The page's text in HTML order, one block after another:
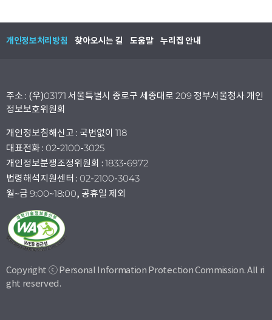
개인정보처리방침 찾아오시는 길 도움말 누리집 안내
주소 : (우)03171 서울특별시 종로구 세종대로 209 정부서울청사 개인
정보보호위원회
개인정보침해신고 : 국번없이 118
대표전화 : 02-2100-3025
개인정보분쟁조정위원회 : 1833-6972
법령해석지원센터 : 02-2100-3043
월~금 9:00~18:00, 공휴일 제외
Copyright ⓒ Personal Information Protection Commission. All ri
ght reserved.